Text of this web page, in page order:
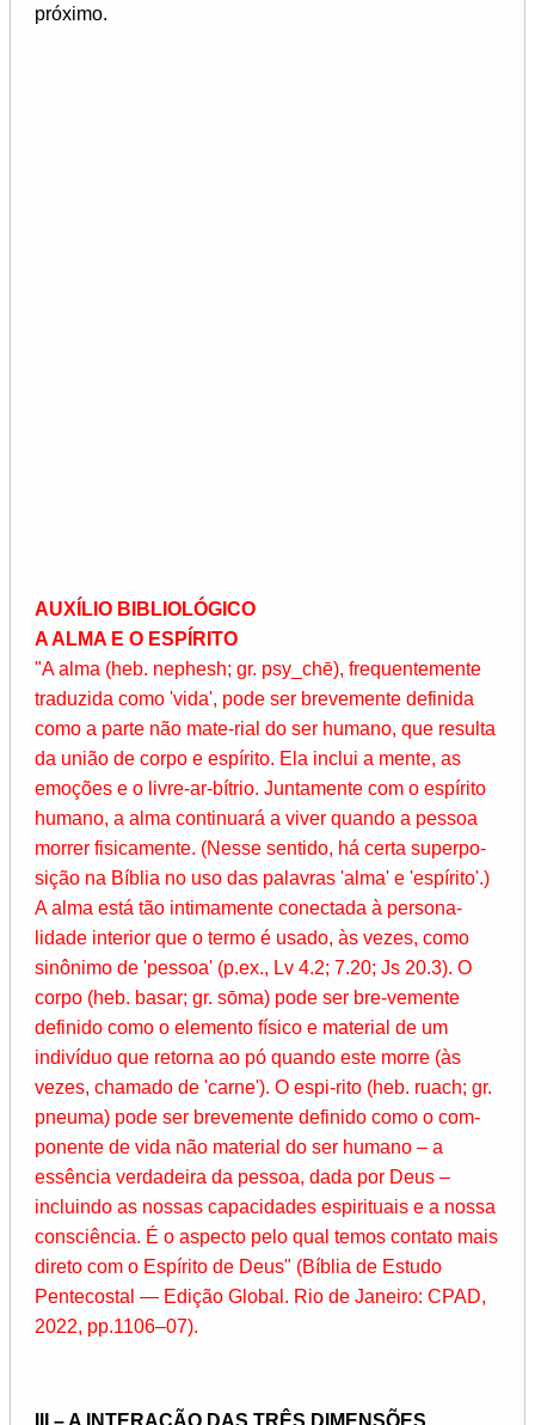
próximo.
AUXÍLIO BIBLIOLÓGICO
A ALMA E O ESPÍRITO
"A alma (heb. nephesh; gr. psy_chē), frequentemente
traduzida como 'vida', pode ser brevemente definida
como a parte não mate-rial do ser humano, que resulta
da união de corpo e espírito. Ela inclui a mente, as
emoções e o livre-ar-bítrio. Juntamente com o espírito
humano, a alma continuará a viver quando a pessoa
morrer fisicamente. (Nesse sentido, há certa superpo-
sição na Bíblia no uso das palavras 'alma' e 'espírito'.)
A alma está tão intimamente conectada à persona-
lidade interior que o termo é usado, às vezes, como
sinônimo de 'pessoa' (p.ex., Lv 4.2; 7.20; Js 20.3). O
corpo (heb. basar; gr. sōma) pode ser bre-vemente
definido como o elemento físico e material de um
indivíduo que retorna ao pó quando este morre (às
vezes, chamado de 'carne'). O espi-rito (heb. ruach; gr.
pneuma) pode ser brevemente definido como o com-
ponente de vida não material do ser humano – a
essência verdadeira da pessoa, dada por Deus –
incluindo as nossas capacidades espirituais e a nossa
consciência. É o aspecto pelo qual temos contato mais
direto com o Espírito de Deus" (Bíblia de Estudo
Pentecostal — Edição Global. Rio de Janeiro: CPAD,
2022, pp.1106–07).
III – A INTERAÇÃO DAS TRÊS DIMENSÕES